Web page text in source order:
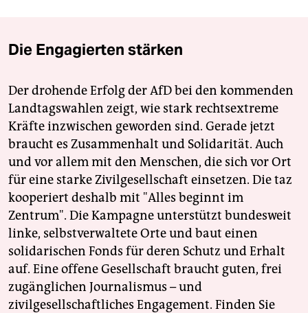
Die Engagierten stärken
Der drohende Erfolg der AfD bei den kommenden
Landtagswahlen zeigt, wie stark rechtsextreme
Kräfte inzwischen geworden sind. Gerade jetzt
braucht es Zusammenhalt und Solidarität. Auch
und vor allem mit den Menschen, die sich vor Ort
für eine starke Zivilgesellschaft einsetzen. Die taz
kooperiert deshalb mit "Alles beginnt im
Zentrum". Die Kampagne unterstützt bundesweit
linke, selbstverwaltete Orte und baut einen
solidarischen Fonds für deren Schutz und Erhalt
auf. Eine offene Gesellschaft braucht guten, frei
zugänglichen Journalismus – und
zivilgesellschaftliches Engagement. Finden Sie